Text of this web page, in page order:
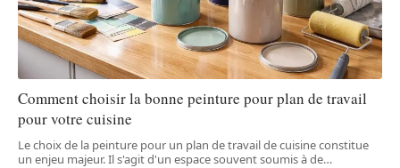
Comment choisir la bonne peinture pour plan de travail
pour votre cuisine
Le choix de la peinture pour un plan de travail de cuisine constitue
un enjeu majeur. Il s'agit d'un espace souvent soumis à de…